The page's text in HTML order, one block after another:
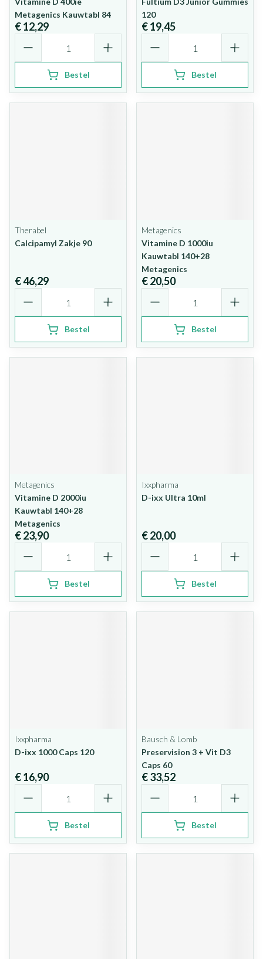
Metagenics Kauwtabl 84
€ 12,29
Bestel
120
€ 19,45
Bestel
Therabel
Calcipamyl Zakje 90
€ 46,29
Bestel
Metagenics
Vitamine D 1000iu
Kauwtabl 140+28
Metagenics
€ 20,50
Bestel
Metagenics
Vitamine D 2000iu
Kauwtabl 140+28
Metagenics
€ 23,90
Bestel
Ixxpharma
D-ixx Ultra 10ml
€ 20,00
Bestel
Ixxpharma
D-ixx 1000 Caps 120
€ 16,90
Bestel
Bausch & Lomb
Preservision 3 + Vit D3
Caps 60
€ 33,52
Bestel